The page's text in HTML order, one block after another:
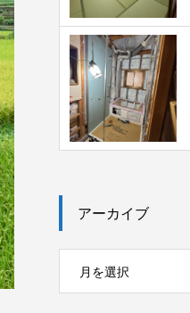
アーカイブ
月を選択